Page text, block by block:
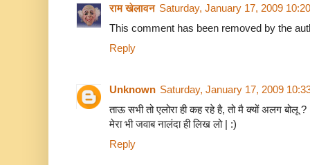
राम खेलावन Saturday, January 17, 2009
This comment has been removed by the
Reply
Unknown Saturday, January 17, 2009
ताऊ सभी तो एलोरा ही कह रहे है, तो मै क्यों अलग बोलू ?
मेरा भी जवाब नालंदा ही लिख लो | :)
Reply